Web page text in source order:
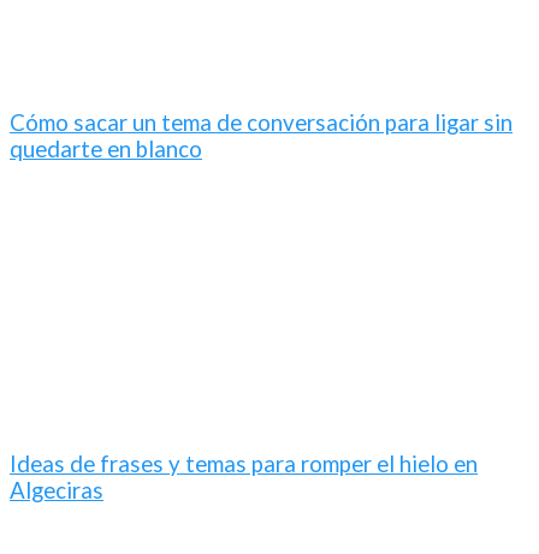
Cómo sacar un tema de conversación para ligar sin
quedarte en blanco
Ideas de frases y temas para romper el hielo en
Algeciras